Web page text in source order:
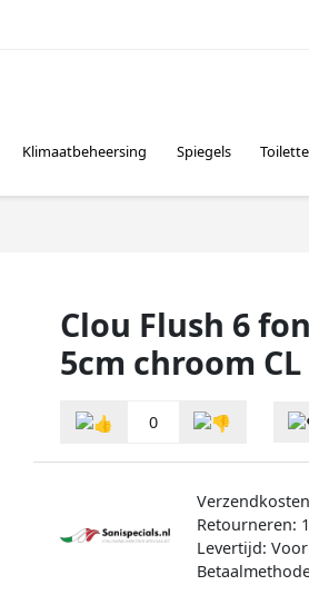
Klimaatbeheersing Spiegels
Clou Flush 6
5cm chroom CL
0
Retourneren:
Levertijd: